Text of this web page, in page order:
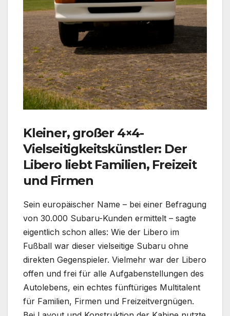
Kleiner, großer 4×4-
Vielseitigkeitskünstler: Der
Libero liebt Familien, Freizeit
und Firmen
Sein europäischer Name – bei einer Befragung
von 30.000 Subaru-Kunden ermittelt – sagte
eigentlich schon alles: Wie der Libero im
Fußball war dieser vielseitige Subaru ohne
direkten Gegenspieler. Vielmehr war der Libero
offen und frei für alle Aufgabenstellungen des
Autolebens, ein echtes fünftüriges Multitalent
für Familien, Firmen und Freizeitvergnügen.